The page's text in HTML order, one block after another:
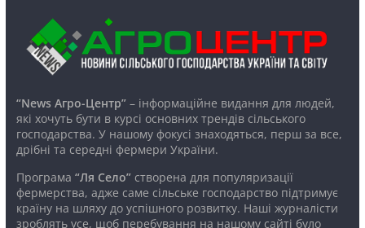
“News Агро-Центр”– інформаційне видання для людей,
які хочуть бути в курсі основних трендів сільського
господарства. У нашому фокусі знаходяться, перш за все,
дрібні та середні фермери України.
Програма “Ля Село”створена для популяризації
фермерства, адже саме сільське господарство підтримує
країну на шляху до успішного розвитку. Наші журналісти
зроблять усе, щоб перебування на нашому сайті було